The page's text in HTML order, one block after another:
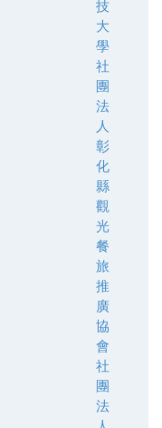
技
大
學
社
團
法
人
彰
化
縣
觀
光
餐
旅
推
廣
協
會
社
團
法